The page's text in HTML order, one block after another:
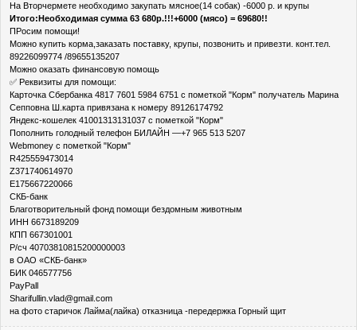
На Вторчермете необходимо закупать мясное(14 собак) -6000 р. и крупы
Итого:Необходимая сумма 63 680р.!!!+6000 (мясо) = 69680!!
ПРосим помощи!
Можно купить корма,заказать поставку, крупы, позвонить и привезти. конт.тел.
89226099774 /89655135207
Можно оказать финансовую помощь
✅ Реквизиты для помощи:
Карточка Сбербанка 4817 7601 5984 6751 с пометкой "Корм" получатель Марина
Сепповна Ш.карта привязана к номеру 89126174792
Яндекс-кошелек 41001313131037 с пометкой "Корм"
Пополнить голодный телефон БИЛАЙН —+7 965 513 5207
Webmoney с пометкой "Корм"
R425559473014
Z371740614970
E175667220066
СКБ-банк
Благотворительный фонд помощи бездомным животным
ИНН 6673189209
КПП 667301001
Р/сч 40703810815200000003
в ОАО «СКБ-банк»
БИК 046577756
PayPall
Sharifullin.vlad@gmail.com
на фото старичок Лайма(лайка) отказница -передержка Горный щит